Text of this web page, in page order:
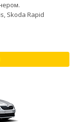
Skoda Rapid